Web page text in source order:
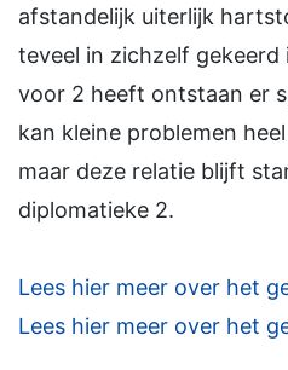
afstandelijk uiterlijk
teveel in zichzelf gekeerd
voor 2 heeft ontstaan er
kan kleine problemen
maar deze relatie blijft
diplomatieke 2.
Lees hier meer over het
Lees hier meer over het